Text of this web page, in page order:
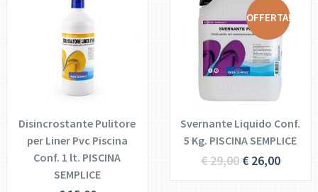
DETTAGLI
AGGIUNGI AL
CARRELLO
Disincrostante Pulitore
per Liner Pvc Piscina
Conf. 1 lt. PISCINA
SEMPLICE
OFFERTA!
DETTAGLI
AGGIUNGI AL
CARRELLO
Svernante Liquido Conf.
5 Kg. PISCINA SEMPLICE
€29,00 €26,00